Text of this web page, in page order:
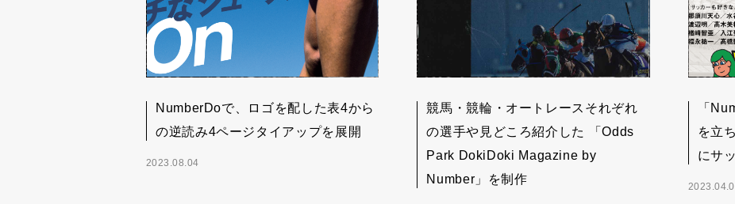
NumberDoで、ロゴを配した表4から
の逆読み4ページタイアップを展開
2023.08.04
競馬・競輪・オートレースそれぞれ
の選手や見どころ紹介した 「Odds
Park DokiDoki Magazine by
Number」を制作
「
を立
にサ